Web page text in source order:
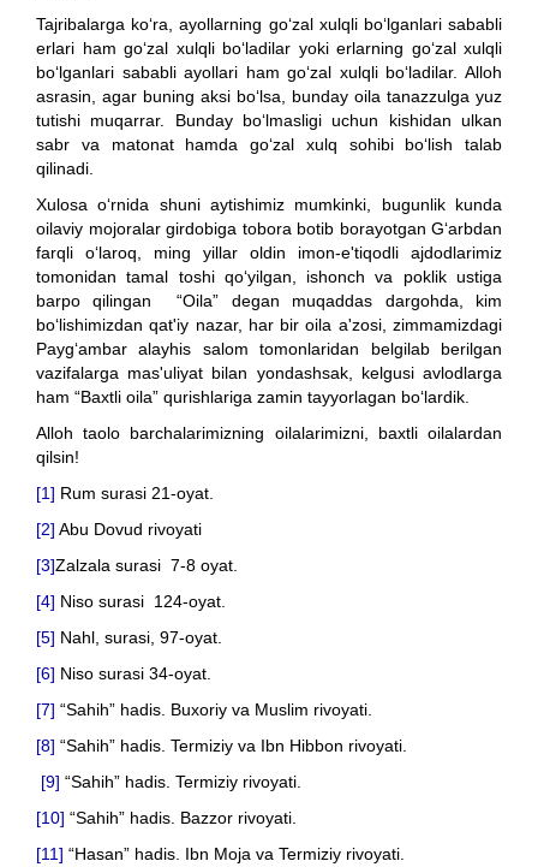
Tajribalarga ko‘ra, ayollarning go‘zal xulqli bo‘lganlari sababli
erlari ham go‘zal xulqli bo‘ladilar yoki erlarning go‘zal xulqli
bo‘lganlari sababli ayollari ham go‘zal xulqli bo‘ladilar. Alloh
asrasin, agar buning aksi bo‘lsa, bunday oila tanazzulga yuz
tutishi muqarrar. Bunday bo‘lmasligi uchun kishidan ulkan
sabr va matonat hamda go‘zal xulq sohibi bo‘lish talab
qilinadi.
Xulosa o‘rnida shuni aytishimiz mumkinki, bugunlik kunda
oilaviy mojoralar girdobiga tobora botib borayotgan G‘arbdan
farqli o‘laroq, ming yillar oldin imon-e'tiqodli ajdodlarimiz
tomonidan tamal toshi qo‘yilgan, ishonch va poklik ustiga
barpo qilingan “Oila” degan muqaddas dargohda, kim
bo‘lishimizdan qat'iy nazar, har bir oila a'zosi, zimmamizdagi
Payg‘ambar alayhis salom tomonlaridan belgilab berilgan
vazifalarga mas'uliyat bilan yondashsak, kelgusi avlodlarga
ham “Baxtli oila” qurishlariga zamin tayyorlagan bo‘lardik.
Alloh taolo barchalarimizning oilalarimizni, baxtli oilalardan
qilsin!
[1] Rum surasi 21-oyat.
[2] Abu Dovud rivoyati
[3]Zalzala surasi 7-8 oyat.
[4] Niso surasi 124-oyat.
[5] Nahl, surasi, 97-oyat.
[6] Niso surasi 34-oyat.
[7] “Sahih” hadis. Buxoriy va Muslim rivoyati.
[8] “Sahih” hadis. Termiziy va Ibn Hibbon rivoyati.
[9] “Sahih” hadis. Termiziy rivoyati.
[10] “Sahih” hadis. Bazzor rivoyati.
[11] “Hasan” hadis. Ibn Moja va Termiziy rivoyati.